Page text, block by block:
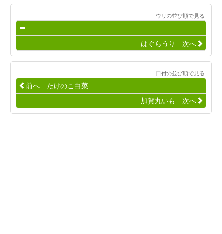
ウリの並び順で見る
はぐらうり 次へ
日付の並び順で見る
前へ たけのこ白菜
加賀丸いも 次へ